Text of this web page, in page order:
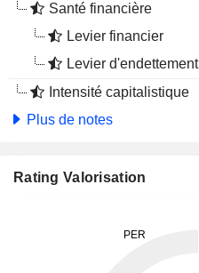
Santé financière
Levier financier
Levier d'endettement
Intensité capitalistique
Plus de notes
Rating Valorisation